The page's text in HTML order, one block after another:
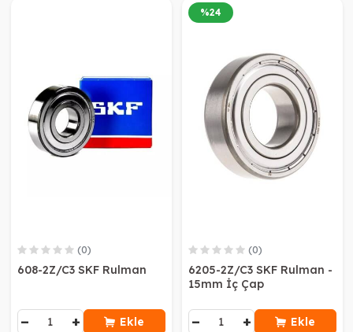
(0)
608-2Z/C3 SKF Rulman
− + Ekle
%24
(0)
6205-2Z/C3 SKF Rulman -
15mm İç Çap
− + Ekle